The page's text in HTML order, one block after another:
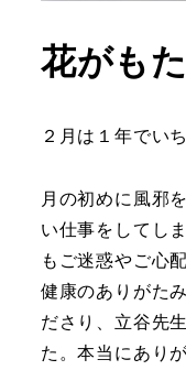
花がも
２月は１年でい
月の初めに風邪
い仕事をしてし
もご迷惑やご心
健康のありがた
ださり、立谷先
た。本当にあり